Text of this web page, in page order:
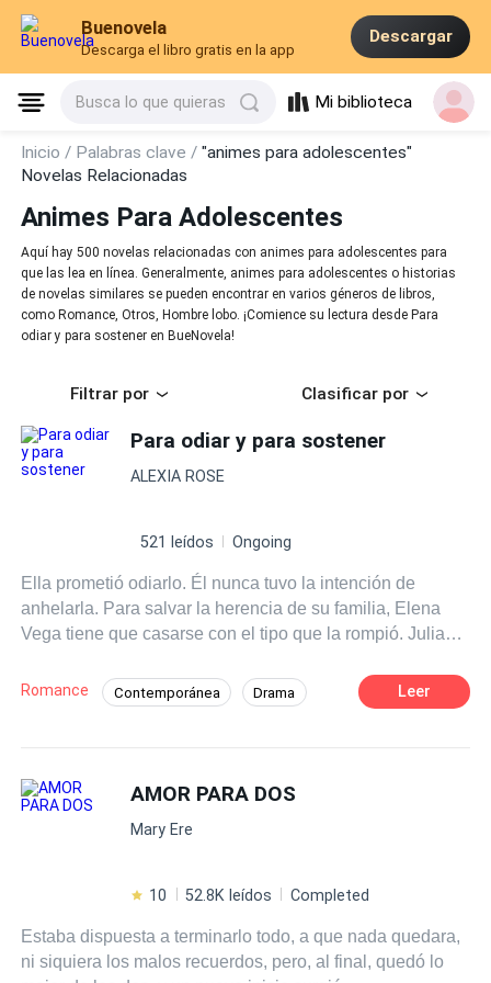
Buenovela
Descarga el libro gratis en la app
Descargar
Busca lo que quieras Mi biblioteca
Inicio / Palabras clave /"animes para adolescentes"
Novelas Relacionadas
Animes Para Adolescentes
Aquí hay 500 novelas relacionadas con animes para adolescentes para
que las lea en línea. Generalmente, animes para adolescentes o historias
de novelas similares se pueden encontrar en varios géneros de libros,
como Romance, Otros, Hombre lobo. ¡Comience su lectura desde Para
odiar y para sostener en BueNovela!
Filtrar por Clasificar por
Para odiar y para sostener
ALEXIA ROSE
521 leídos Ongoing
Ella prometió odiarlo. Él nunca tuvo la intención de
anhelarla. Para salvar la herencia de su familia, Elena
Vega tiene que casarse con el tipo que la rompió. Julian
directa pero cruel: un año de matrimonio perfecto y
público a cambio de la seguridad de su familia. No hay
lujo frío, aferrándose a su ira como su única protección.
Pero la línea que separa su amor falso de una tensión
real y vertiginosa comienza a difuminarse. Un contacto
susurrados en la oscuridad... Ninguna de estas cosas
para ellos en este momento no es que se descubra su
mentira; sino la horrible y inequívoca verdad: están
Romance Contemporánea Drama
Matrimonio por Contrato De Odio al Amor
Relación Retorcida
Leer
AMOR PARA DOS
Mary Ere
10 52.8K leídos Completed
Estaba dispuesta a terminarlo todo, a que nada quedara,
ni siquiera los malos recuerdos, pero, al final, quedó lo